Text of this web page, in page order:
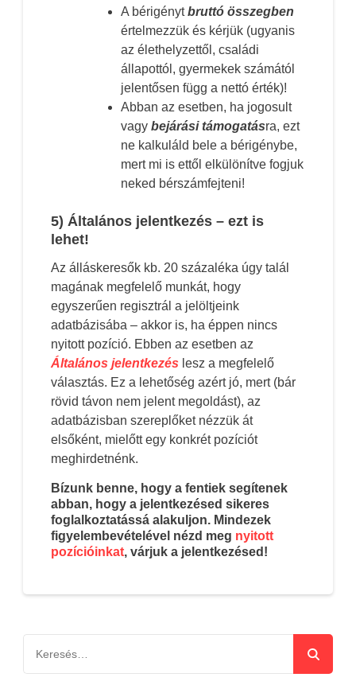
A bérigénytbruttó összegben
értelmezzük és kérjük (ugyanis
az élethelyzettől, családi
állapottól, gyermekek számától
jelentősen függ a nettó érték)!
Abban az esetben, ha jogosult
vagy bejárási támogatásra, ezt
ne kalkuláld bele a bérigénybe,
mert mi is ettől elkülönítve fogjuk
neked bérszámfejteni!
5) Általános jelentkezés – ezt is
lehet!
Az álláskeresők kb. 20 százaléka úgy talál
magának megfelelő munkát, hogy
egyszerűen regisztrál a jelöltjeink
adatbázisába – akkor is, ha éppen nincs
nyitott pozíció. Ebben az esetben az
Általános jelentkezés lesz a megfelelő
választás. Ez a lehetőség azért jó, mert (bár
rövid távon nem jelent megoldást), az
adatbázisban szereplőket nézzük át
elsőként, mielőtt egy konkrét pozíciót
meghirdetnénk.
Bízunk benne, hogy a fentiek segítenek
abban, hogy a jelentkezésed sikeres
foglalkoztatássá alakuljon. Mindezek
figyelembevételével nézd meg nyitott
pozícióinkat, várjuk a jelentkezésed!